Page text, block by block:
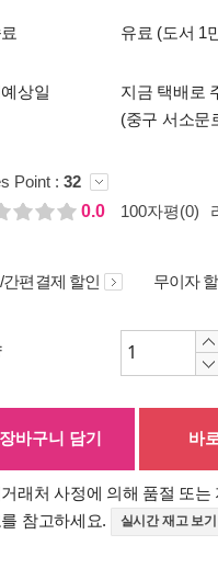
유료 (도서 1
상일
지금 택배로
(중구 서소문
Point : 32
0.0
100자평(0)
간편결제 할인 무이자
장바구니 담기 바
래처 사정에 의해 품절 또
참고하세요.
실시간 재고 보기